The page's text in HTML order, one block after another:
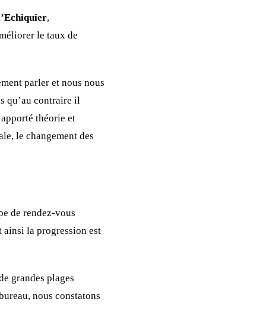
,
le taux de
parler et nous nous
qu’au contraire il
théorie et
le changement des
de rendez-vous
ainsi la progression est
grandes plages
nous constatons